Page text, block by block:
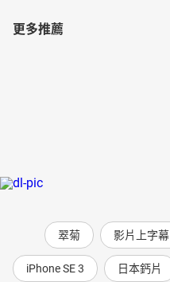
更多推薦
翠菊 影片上字幕
iPhone SE 3 日本鈣片